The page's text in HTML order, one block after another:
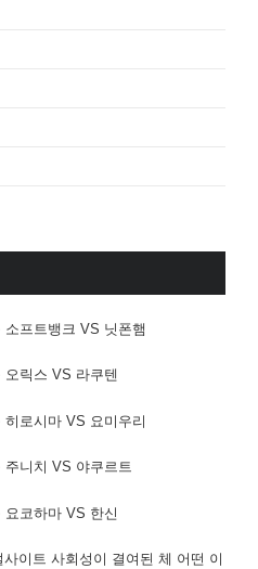
프트뱅크 VS 닛폰햄
릭스 VS 라쿠텐
로시마 VS 요미우리
주니치 VS 야쿠르트
코하마 VS 한신
이트 사회성이 결여된 체 어떤 이